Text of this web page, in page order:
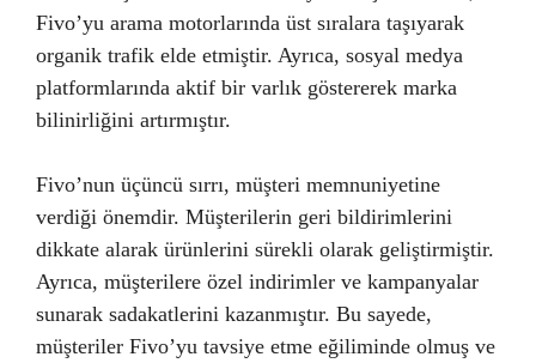
Fivo’yu arama motorlarında üst sıralara taşıyarak
organik trafik elde etmiştir. Ayrıca, sosyal medya
platformlarında aktif bir varlık göstererek marka
bilinirliğini artırmıştır.
Fivo’nun üçüncü sırrı, müşteri memnuniyetine
verdiği önemdir. Müşterilerin geri bildirimlerini
dikkate alarak ürünlerini sürekli olarak geliştirmiştir.
Ayrıca, müşterilere özel indirimler ve kampanyalar
sunarak sadakatlerini kazanmıştır. Bu sayede,
müşteriler Fivo’yu tavsiye etme eğiliminde olmuş ve